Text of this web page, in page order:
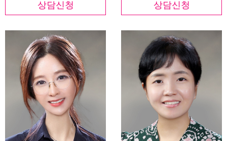
상담신청 상담신청